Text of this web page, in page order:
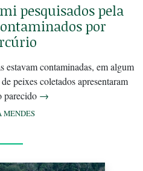
pesquisados pela
por
estavam contaminadas, em algum
peixes coletados apresentaram
parecido →
MENDES